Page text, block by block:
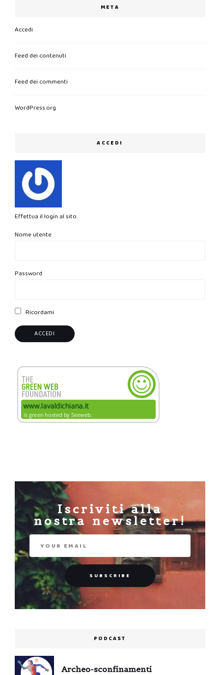
META
Accedi
Feed dei contenuti
Feed dei commenti
WordPress.org
ACCEDI
Effettua il login al sito.
Nome utente
Password
Ricordami
Iscriviti alla
nostra newsletter!
PODCAST
Archeo-sconfinamenti